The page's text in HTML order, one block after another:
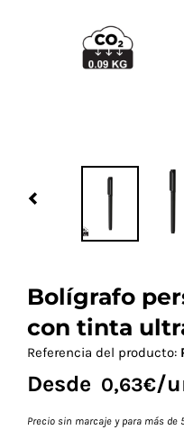
Bolígrafo
con tinta
Referencia del producto:
Desde 0,63€/
Precio sin marcaje y para más de